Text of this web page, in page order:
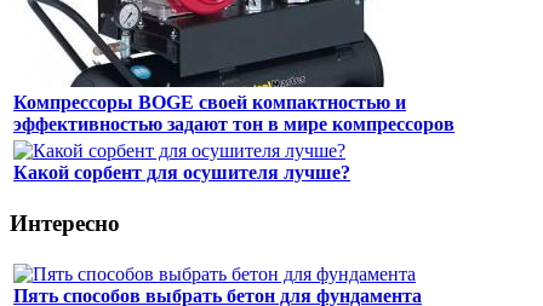
Компрессоры BOGE своей компактностью и
эффективностью задают тон в мире компрессоров
Какой сорбент для осушителя лучше?
Интересно
Пять способов выбрать бетон для фундамента